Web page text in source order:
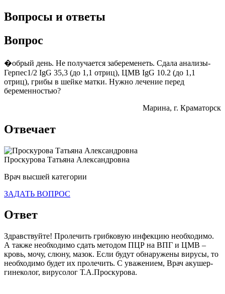
Вопросы и ответы
Вопрос
�обрый день. Не получается забеременеть. Сдала анализы-
Герпес1/2 IgG 35,3 (до 1,1 отриц), ЦМВ IgG 10.2 (до 1,1
отриц), грибы в шейке матки. Нужно лечение перед
беременностью?
Марина, г. Краматорск
Отвечает
Проскурова Татьяна Александровна
Врач высшей категории
ЗАДАТЬ ВОПРОС
Ответ
Здравствуйте! Пролечить грибковую инфекцию необходимо.
А также необходимо сдать методом ПЦР на ВПГ и ЦМВ –
кровь, мочу, слюну, мазок. Если будут обнаружены вирусы, то
необходимо будет их пролечить. С уважением, Врач акушер-
гинеколог, вирусолог Т.А.Проскурова.